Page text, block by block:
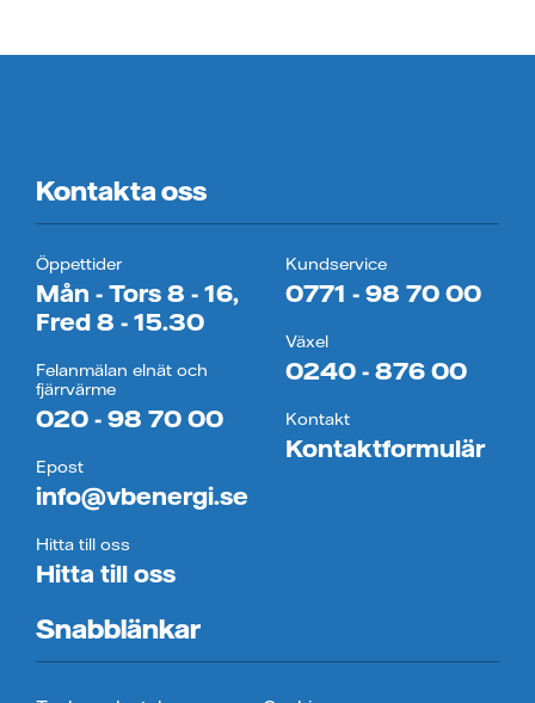
Kontakta oss
Öppettider
Mån - Tors 8 - 16,
Fred 8 - 15.30
Felanmälan elnät och
fjärrvärme
020 - 98 70 00
Epost
info@vbenergi.se
Hitta till oss
Hitta till oss
Kundservice
0771 - 98 70 00
Växel
0240 - 876 00
Kontakt
Kontaktformulär
Snabblänkar